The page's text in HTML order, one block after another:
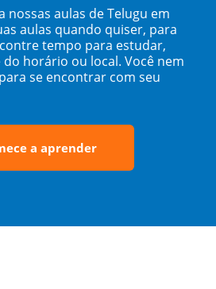
nossas aulas de Telugu em
aulas quando quiser, para
tempo para estudar,
horário ou local. Você nem
se encontrar com seu
a aprender